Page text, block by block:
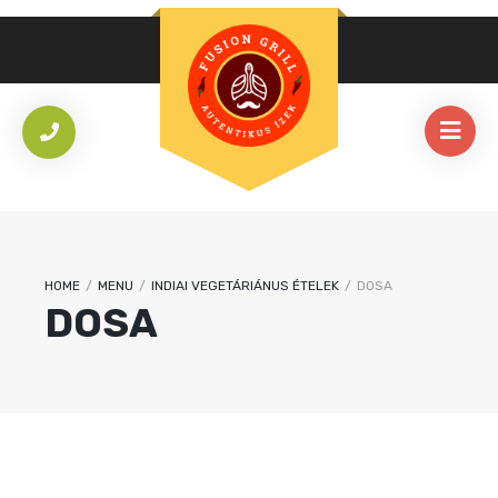
HOME / MENU / INDIAI VEGETÁRIÁNUS ÉTELEK / DOSA
DOSA